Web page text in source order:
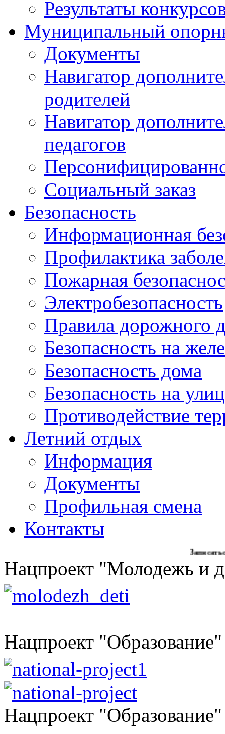
Результаты
Муниципальный
Документы
Навигатор
родителей
Навигатор
педагогов
Социальный заказ
Безопасность
Информационная
Профилактика
Пожарная
Электробезопасность
Правила дорожного
Безопасность на
Безопасность дома
Безопасность на
Противодействие
Летний отдых
Информация
Документы
Профильная смена
Контакты
Записаться на
Нацпроект "Молодежь и
Нацпроект "Образование"
Нацпроект "Образование"